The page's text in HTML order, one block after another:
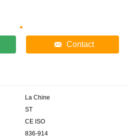
Contact
La Chine
ST
CE ISO
836-914